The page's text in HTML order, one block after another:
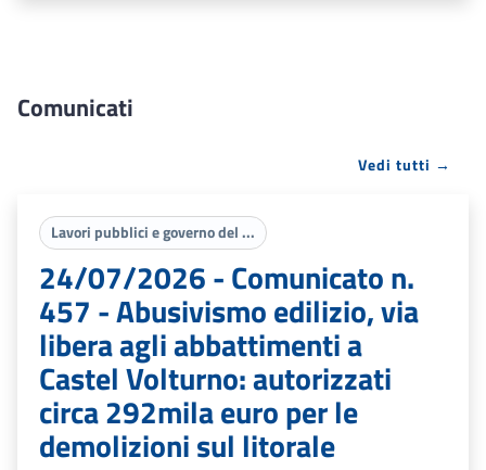
Comunicati
Vedi tutti →
Lavori pubblici e governo del ...
24/07/2026 - Comunicato n.
457 - Abusivismo edilizio, via
libera agli abbattimenti a
Castel Volturno: autorizzati
circa 292mila euro per le
demolizioni sul litorale